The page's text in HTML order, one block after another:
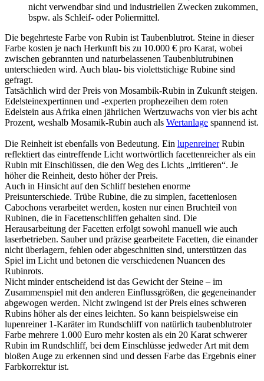
nicht verwendbar sind und industriellen Zwecken zukommen,
bspw. als Schleif- oder Poliermittel.
Die begehrteste Farbe von Rubin ist Taubenblutrot. Steine in dieser
Farbe kosten je nach Herkunft bis zu 10.000 € pro Karat, wobei
zwischen gebrannten und naturbelassenen Taubenblutrubinen
unterschieden wird. Auch blau- bis violettstichige Rubine sind
gefragt.
Tatsächlich wird der Preis von Mosambik-Rubin in Zukunft steigen.
Edelsteinexpertinnen und -experten prophezeihen dem roten
Edelstein aus Afrika einen jährlichen Wertzuwachs von vier bis acht
Prozent, weshalb Mosamik-Rubin auch als Wertanlage spannend ist.
Die Reinheit ist ebenfalls von Bedeutung. Ein lupenreinerRubin
reflektiert das eintreffende Licht wortwörtlich facettenreicher als ein
Rubin mit Einschlüssen, die den Weg des Lichts „irritieren“. Je
höher die Reinheit, desto höher der Preis.
Auch in Hinsicht auf den Schliff bestehen enorme
Preisunterschiede. Trübe Rubine, die zu simplen, facettenlosen
Cabochons verarbeitet werden, kosten nur einen Bruchteil von
Rubinen, die in Facettenschliffen gehalten sind. Die
Herausarbeitung der Facetten erfolgt sowohl manuell wie auch
laserbetrieben. Sauber und präzise gearbeitete Facetten, die einander
nicht überlagern, fehlen oder abgeschnitten sind, unterstützen das
Spiel im Licht und betonen die verschiedenen Nuancen des
Rubinrots.
Nicht minder entscheidend ist das Gewicht der Steine – im
Zusammenspiel mit den anderen Einflussgrößen, die gegeneinander
abgewogen werden. Nicht zwingend ist der Preis eines schweren
Rubins höher als der eines leichten. So kann beispielsweise ein
lupenreiner 1-Karäter im Rundschliff von natürlich taubenblutroter
Farbe mehrere 1.000 Euro mehr kosten als ein 20 Karat schwerer
Rubin im Rundschliff, bei dem Einschlüsse jedweder Art mit dem
bloßen Auge zu erkennen sind und dessen Farbe das Ergebnis einer
Farbkorrektur ist.